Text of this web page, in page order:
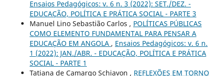
Ensaios Pedagógicos: v. 6 n. 3 (2022): SET./DEZ. -
EDUCAÇÃO, POLÍTICA E PRÁTICA SOCIAL - PARTE 3
Manuel Lino Sebastião Carlos , POLÍTICAS PÚBLICAS
COMO ELEMENTO FUNDAMENTAL PARA PENSAR A
EDUCAÇÃO EM ANGOLA , Ensaios Pedagógicos: v. 6 n.
1 (2022): JAN./ABR. - EDUCAÇÃO, POLÍTICA E PRÁTICA
SOCIAL - PARTE 1
Tatiana de Camargo Schiavon , REFLEXÕES EM TORNO